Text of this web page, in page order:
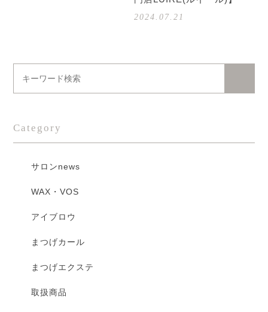
2024.07.21
Category
サロンnews
WAX・VOS
アイブロウ
まつげカール
まつげエクステ
取扱商品